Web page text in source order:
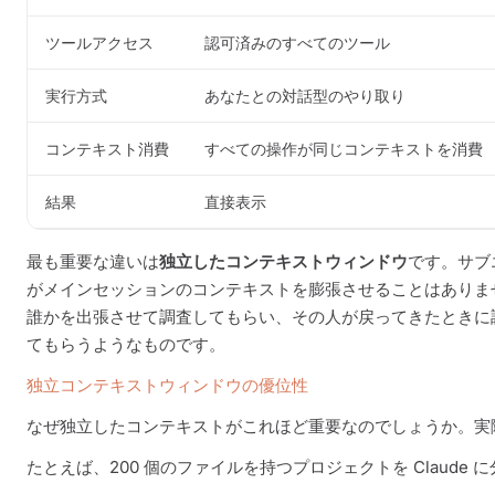
ツールアクセス 認可済みのすべてのツール
実行方式 あなたとの対話型のやり取り
コンテキスト消費 すべての操作が同じコンテキストを消費
結果 直接表示
最も重要な違いは独立したコンテキストウィンドウです。サ
がメインセッションのコンテキストを膨張させることはあり
誰かを出張させて調査してもらい、その人が戻ってきたとき
てもらうようなものです。
独立コンテキストウィンドウの優位性
なぜ独立したコンテキストがこれほど重要なのでしょうか。
たとえば、200 個のファイルを持つプロジェクトを Claude